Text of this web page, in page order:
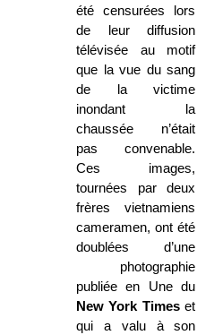
été censurées lors
de leur diffusion
télévisée au motif
que la vue du sang
de la victime
inondant la
chaussée n’était
pas convenable.
Ces images,
tournées par deux
frères vietnamiens
cameramen, ont été
doublées d’une
photographie
publiée en Une du
New York Timeset
qui a valu à son